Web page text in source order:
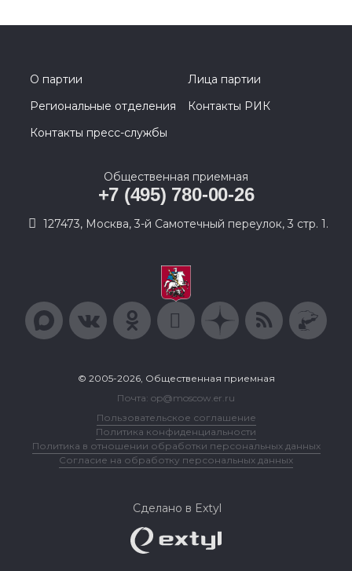
О партии
Лица партии
Региональные отделения
Контакты РИК
Контакты пресс-службы
Общественная приемная
+7 (495) 780-00-26
127473, Москва, 3-й Самотечный переулок, 3 стр. 1.
© 2005-2026, Общественная приемная
Почта: op@moscow.er.ru
Пользовательское соглашение
Политика конфиденциальности
Политика в отношении обработки персональных данных
Согласие на обработку персональных данных
Сделано в Extyl